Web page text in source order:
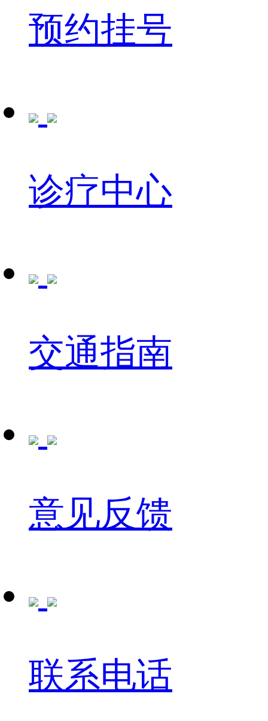
预约挂号
诊疗中心
交通指南
意见反馈
联系电话